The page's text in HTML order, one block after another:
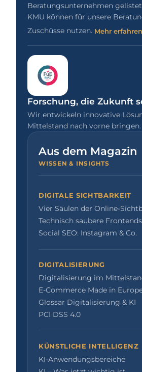
Beratungsunternehmen gelistet
KMU können für unsere
Zuschüsse nutzen. Mehr
Forschung, die Zukunft
Wir entwickeln innovative
Mittelstand nach vorne bringen.
Aus dem Magazin
WISSEN & INSIGHTS
DIGITALE SICHTBARKEIT
Vier Säulen der Online-
Technisch saubere Frontends
Social SEO: Instagram & Co.
DIGITALISIERUNG
Digitalisierung im
E-Commerce Made in
Glossar Digitalisierung & KI
PCI DSS 4.0
KÜNSTLICHE INTELLIGENZ
KI-Anwendungsbereiche